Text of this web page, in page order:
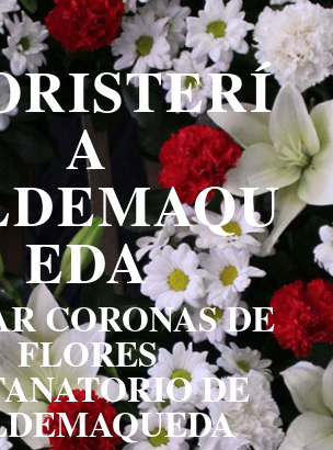
A
EDA
CORONAS DE
FLORES
DE